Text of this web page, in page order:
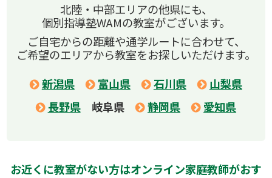
北陸・中部エリアの他県にも、
個別指導塾WAMの教室がございます。
ご自宅からの距離や通学ルートに合わせて、
ご希望のエリアから教室をお探しいただけます。
新潟県
富山県 石川県
山梨県
長野県
岐阜県 静岡県 愛知県
お近くに教室がない方はオンライン家庭教師がおす